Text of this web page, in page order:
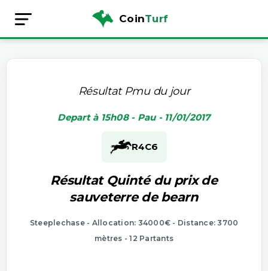
CoinTurf
Résultat Pmu du jour
Depart à 15h08 - Pau - 11/01/2017
R4C6
Résultat Quinté du prix de
sauveterre de bearn
Steeplechase - Allocation: 34000€ - Distance: 3700
mètres - 12 Partants